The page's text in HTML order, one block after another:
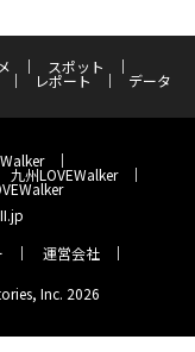
スポット
レポート データ
九州LOVEWalker
運営会社
Inc. 2026